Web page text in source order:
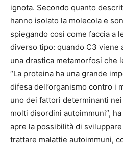
ignota. Secondo quanto
hanno isolato la molecola e
spiegando così come faccia a
diverso tipo: quando C3 viene
una drastica metamorfosi che
“La proteina ha una grande
difesa dell’organismo contro i
uno dei fattori determinanti
molti disordini autoimmuni”,
apre la possibilità di
trattare malattie autoimmuni,